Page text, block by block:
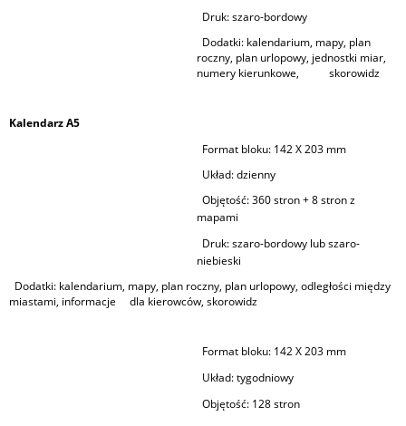
Druk:szaro-bordowy
Dodatki: kalendarium, mapy, plan
roczny, plan urlopowy, jednostki miar,
numery kierunkowe, skorowidz
Kalendarz A5
Format bloku: 142 X 203 mm
Układ: dzienny
Objętość:360 stron + 8 stron z
mapami
Druk:szaro-bordowy lub szaro-
niebieski
Dodatki: kalendarium, mapy, plan roczny, plan urlopowy, odległości między
miastami, informacje dla kierowców, skorowidz
Format bloku: 142 X 203 mm
Układ:tygodniowy
Objętość: 128 stron